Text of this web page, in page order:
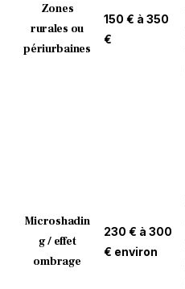
Zones
rurales ou
périurbaines
150 € à 350
€
Microshadin
g / effet
ombrage
230 € à 300
€ environ